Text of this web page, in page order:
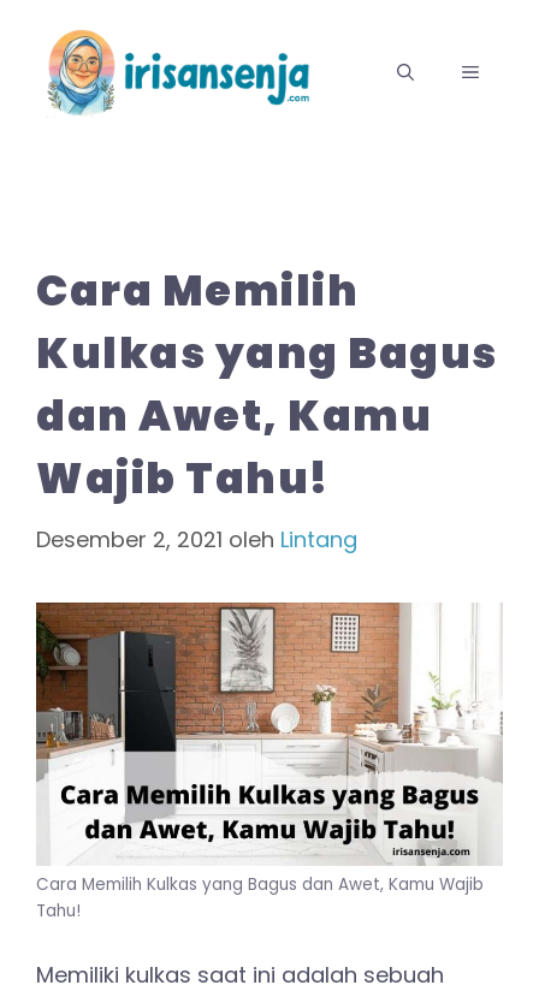
MENU
Cara Memilih
Kulkas yang Bagus
dan Awet, Kamu
Wajib Tahu!
Desember 2, 2021 oleh Lintang
Cara Memilih Kulkas yang Bagus dan Awet, Kamu Wajib
Tahu!
Memiliki kulkas saat ini adalah sebuah